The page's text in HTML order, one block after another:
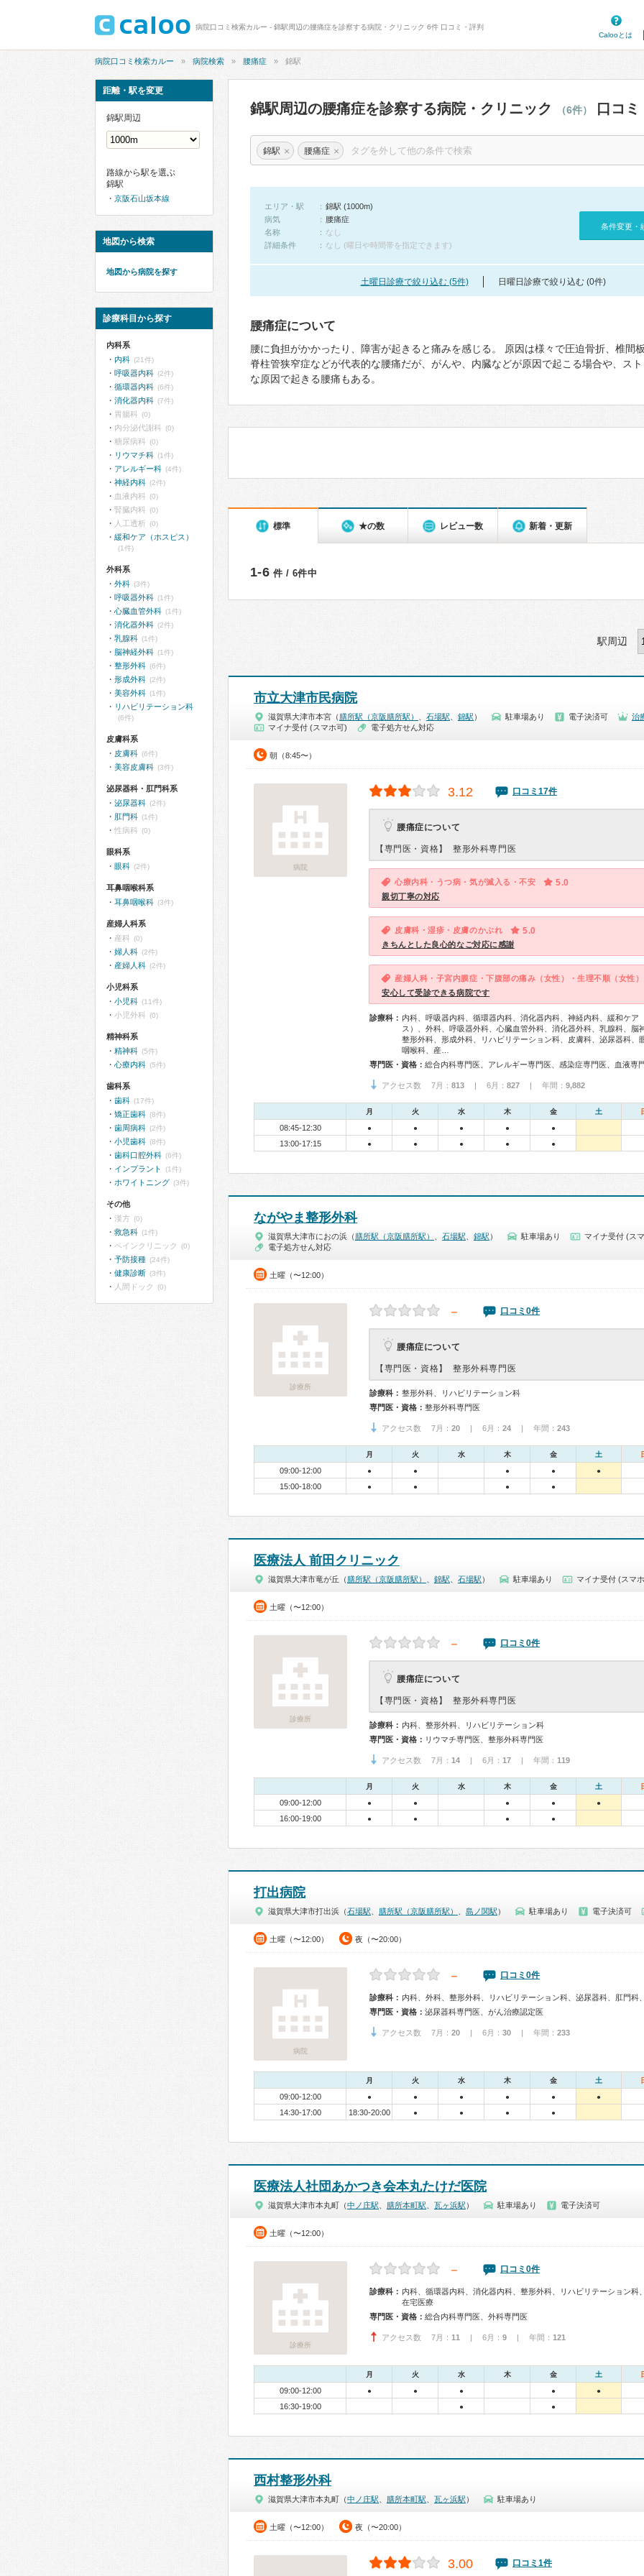
病院口コミ検索カルー - 錦駅周辺の腰痛症を診察する病院・クリニック 6件 口コミ・評判
Calooとは
病院口コミ検索カルー 病院検索 腰痛症 錦駅
錦駅周辺の腰痛症を診察する病院・クリニック （6件） 口コ
錦駅 × 腰痛症 ×
エリア・駅
錦駅 (1000m)
病気
腰痛症
名称
なし
詳細条件
なし (曜日や時間帯を指定できます)
条件変更・
土曜日診療で絞り込む (5件) 日曜日診療で絞り込む (0件)
腰痛症について
腰に負担がかかったり、障害が起きると痛みを感じる。 原因は様々で圧迫骨折、椎間
脊柱管狭窄症などが代表的な腰痛だが、がんや、内臓などが原因で起こる場合や、ス
な原因で起きる腰痛もある。
標準 ★の数 レビュー数 新着・更新
1-6 件 / 6件中
駅周辺
市立大津市民病院
滋賀県大津市本宮（ 膳所駅（京阪膳所駅） 石場駅 錦駅 ） 駐車場あり 電子決済可
治
マイナ受付 (スマホ可)
電子処方せん対応
朝（8:45〜）
病院
3.12 口コミ17件
腰痛症について
【専門医・資格】 整形外科専門医
心療内科・うつ病・気が滅入る・不安 5.0
親切丁寧の対応
皮膚科・湿疹・皮膚のかぶれ 5.0
きちんとした良心的なご対応に感謝
産婦人科・子宮内膜症・下腹部の痛み（女性）・生理不順（女性）
安心して受診できる病院です
診療科： 内科、呼吸器内科、循環器内科、消化器内科、神経内科、緩和ケア
ス）、外科、呼吸器外科、心臓血管外科、消化器外科、乳腺科、脳
整形外科、形成外科、リハビリテーション科、皮膚科、泌尿器科、
咽喉科、産…
専門医・資格：
アクセス数 7月： 813 | 6月： 827 | 年間： 9,882
月 火 水 木 金 土
08:45-12:30 ● ● ● ● ●
13:00-17:15 ● ● ● ● ●
ながやま整形外科
滋賀県大津市におの浜（ 膳所駅（京阪膳所駅） 石場駅 錦駅 ） 駐車場あり
マイナ受付 (ス
電子処方せん対応
土曜（〜12:00）
診療所
－ 口コミ0件
腰痛症について
【専門医・資格】 整形外科専門医
診療科： 整形外科、リハビリテーション科
専門医・資格： 整形外科専門医
アクセス数 7月： 20 | 6月： 24 | 年間： 243
月 火 水 木 金 土
09:00-12:00 ● ● ● ● ●
15:00-18:00 ● ● ● ●
医療法人 前田クリニック
滋賀県大津市竜が丘（ 膳所駅（京阪膳所駅） 錦駅 石場駅 ） 駐車場あり マイナ受付 (スマ
土曜（〜12:00）
診療所
－ 口コミ0件
腰痛症について
【専門医・資格】 整形外科専門医
診療科： 内科、整形外科、リハビリテーション科
専門医・資格： リウマチ専門医、整形外科専門医
アクセス数 7月： 14 | 6月： 17 | 年間： 119
月 火 水 木 金 土
09:00-12:00 ● ● ● ● ●
16:00-19:00 ● ● ● ●
打出病院
滋賀県大津市打出浜（石場駅 膳所駅（京阪膳所駅） 島ノ関駅 ） 駐車場あり 電子決済可
土曜（〜12:00） 夜（〜20:00）
病院
－ 口コミ0件
診療科： 内科、外科、整形外科、リハビリテーション科、泌尿器科、肛門科
専門医・資格： 泌尿器科専門医、がん治療認定医
アクセス数 7月： 20 | 6月： 30 | 年間： 233
月 火 水 木 金 土
09:00-12:00 ● ● ● ● ● ●
14:30-17:00 18:30-20:00 ● ● ● ●
医療法人社団あかつき会本丸たけだ医院
滋賀県大津市本丸町（中ノ庄駅 膳所本町駅 瓦ヶ浜駅 ） 駐車場あり 電子決済可
土曜（〜12:00）
診療所
－ 口コミ0件
診療科： 内科、循環器内科、消化器内科、整形外科、リハビリテーション科
在宅医療
専門医・資格： 総合内科専門医、外科専門医
アクセス数 7月： 11 | 6月： 9 | 年間： 121
月 火 水 木 金 土
09:00-12:00 ● ● ● ● ●
16:30-19:00 ● ●
西村整形外科
滋賀県大津市本丸町（中ノ庄駅 膳所本町駅 瓦ヶ浜駅 ） 駐車場あり
土曜（〜12:00） 夜（〜20:00）
3.00 口コミ1件
距離・駅を変更
錦駅周辺
路線から駅を選ぶ
錦駅
京阪石山坂本線
地図から検索
地図から病院を探す
診療科目から探す
内科系
内科 (21件)
呼吸器内科 (2件)
循環器内科 (6件)
消化器内科 (7件)
胃腸科 (0)
内分泌代謝科 (0)
糖尿病科 (0)
リウマチ科 (1件)
アレルギー科 (4件)
神経内科 (2件)
血液内科 (0)
腎臓内科 (0)
人工透析 (0)
緩和ケア（ホスピス）
(1件)
外科系
外科 (3件)
呼吸器外科 (1件)
心臓血管外科 (1件)
消化器外科 (2件)
乳腺科 (1件)
脳神経外科 (1件)
整形外科 (6件)
形成外科 (2件)
美容外科 (1件)
リハビリテーション科
(6件)
皮膚科系
皮膚科 (6件)
美容皮膚科 (3件)
泌尿器科・肛門科系
泌尿器科 (2件)
肛門科 (1件)
性病科 (0)
眼科系
眼科 (2件)
耳鼻咽喉科系
耳鼻咽喉科 (3件)
産婦人科系
産科 (0)
婦人科 (2件)
産婦人科 (2件)
小児科系
小児科 (11件)
小児外科 (0)
精神科系
精神科 (5件)
心療内科 (5件)
歯科系
歯科 (17件)
矯正歯科 (8件)
歯周病科 (2件)
小児歯科 (8件)
歯科口腔外科 (6件)
インプラント (1件)
ホワイトニング (3件)
その他
漢方 (0)
救急科 (1件)
ペインクリニック (0)
予防接種 (24件)
健康診断 (3件)
人間ドック (0)